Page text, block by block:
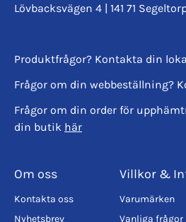
Lövbacksvägen 4 | 141 71
Produktfrågor? Kontakta din
Frågor om din webbeställning?
Frågor om din order för
din butik här
Om oss
Kontakta oss
Nyhetsbrev
Villkor &
Varumärken
Vanliga frågor